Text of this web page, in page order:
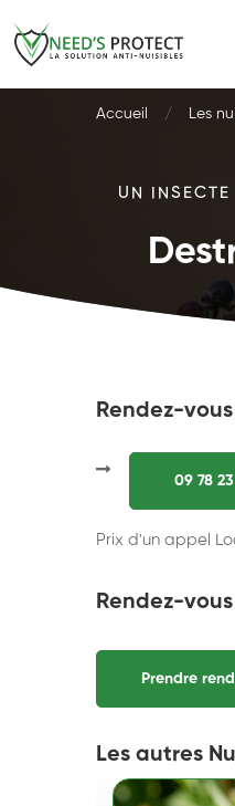
Accueil Les
UN
Rendez-
09 78
Prix d'un appel
Rendez-
Prendre
Les autres